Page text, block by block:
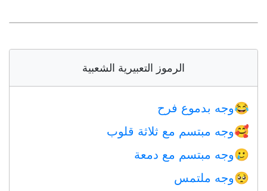
الرموز التعبيرية الشعبية
😂وجه بدموع فرح
🥰وجه مبتسم مع ثلاثة قلوب
🥲وجه مبتسم مع دمعة
🥺وجه ملتمس